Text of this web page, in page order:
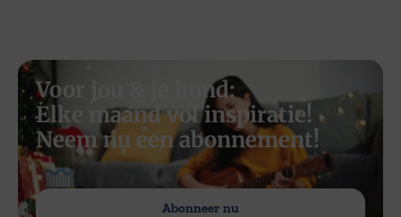
Voor jou & je hond:
Elke maand vol inspiratie!
Neem nu een abonnement!
Abonneer nu